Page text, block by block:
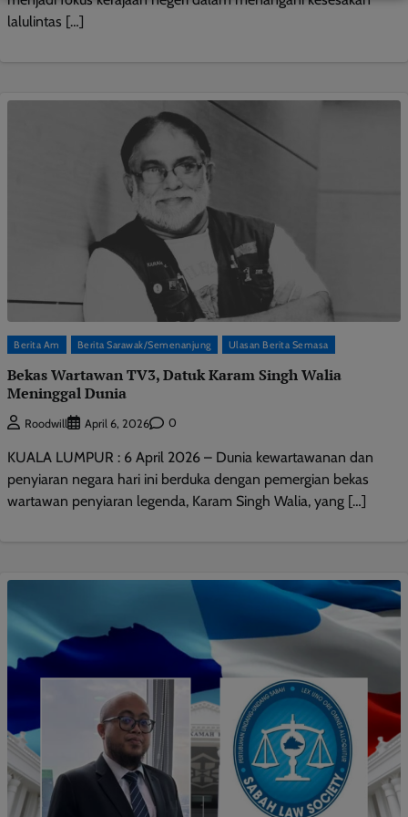
lalulintas […]
Berita Am Berita Sarawak/Semenanjung Ulasan Berita Semasa
Bekas Wartawan TV3, Datuk Karam Singh Walia
Meninggal Dunia
Roodwill April 6, 2026 0
KUALA LUMPUR : 6 April 2026 – Dunia kewartawanan dan
penyiaran negara hari ini berduka dengan pemergian bekas
wartawan penyiaran legenda, Karam Singh Walia, yang […]